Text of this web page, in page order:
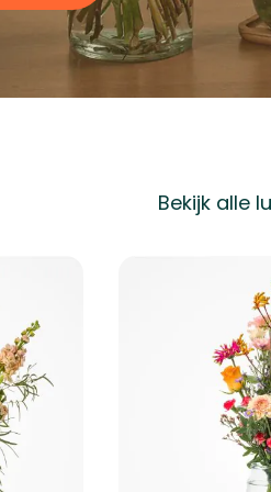
carrouselnavigatie gaan met de
Bekijk alle